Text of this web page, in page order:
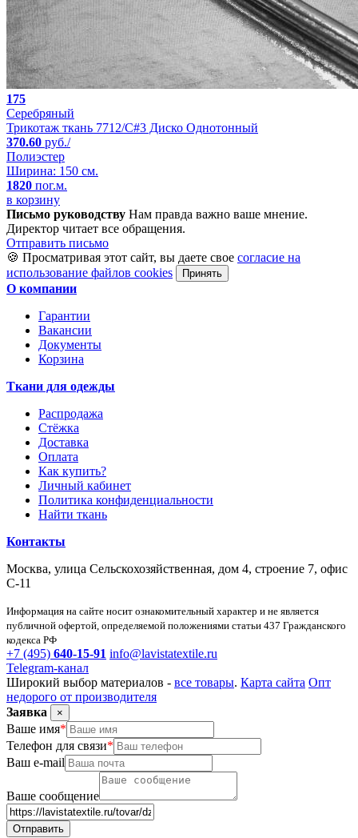
175
Серебряный
Трикотаж ткань 7712/C#3 Диско Однотонный
370.60 руб./
Полиэстер
Ширина: 150 см.
1820 пог.м.
в корзину
Письмо руководству Нам правда важно ваше мнение.
Директор читает все обращения.
Отправить письмо
🍪 Просматривая этот сайт, вы даете свое согласие на
использование файлов cookies
Принять
О компании
Гарантии
Вакансии
Документы
Корзина
Ткани для одежды
Распродажа
Стёжка
Доставка
Оплата
Как купить?
Личный кабинет
Политика конфиденциальности
Найти ткань
Контакты
Москва, улица Сельскохозяйственная, дом 4, строение 7, офис
С-11
Информация на сайте носит ознакомительный характер и не является
публичной офертой, определяемой положениями статьи 437 Гражданского
кодекса РФ
+7 (495) 640-15-91 info@lavistatextile.ru
Telegram-канал
Широкий выбор материалов - все товары. Карта сайта Опт
недорого от производителя
Заявка
×
Ваше имя*
Телефон для связи*
Ваш e-mail
Ваше сообщение